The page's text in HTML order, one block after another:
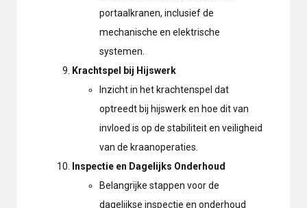
portaalkranen, inclusief de
mechanische en elektrische
systemen.
Krachtspel bij Hijswerk
Inzicht in het krachtenspel dat
optreedt bij hijswerk en hoe dit van
invloed is op de stabiliteit en veiligheid
van de kraanoperaties.
Inspectie en Dagelijks Onderhoud
Belangrijke stappen voor de
dagelijkse inspectie en onderhoud